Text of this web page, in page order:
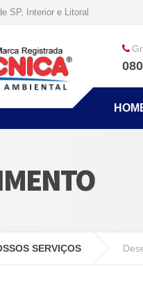
SP, Interior e Litoral
SERVIÇOS